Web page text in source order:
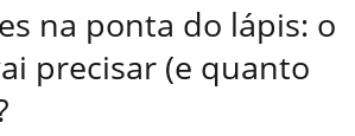
na ponta do lápis: o
precisar (e quanto